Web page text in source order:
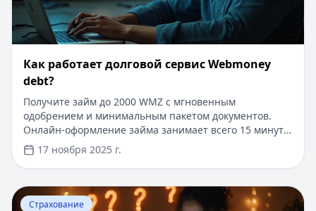
Как работает долговой сервис Webmoney
debt?
Получите займ до 2000 WMZ с мгновенным
одобрением и минимальным пакетом документов.
Онлайн-оформление займа занимает всего 15 минут.
Для новых клиентов действует специальное
предложение: первый займ под 0% на срок до 30
дней. Деньги поступают на электронный кошелек
моментально после одобрения заявки. Никаких
справок о доходах и поручителей не требуется.
17 ноября 2025 г.
Перейти к статье:Как подключить Сбербанк Онлайн
Страхование